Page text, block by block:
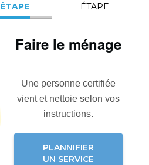
ÉTAPE
ÉTAPE
Faire le ménage
Une personne certifiée
vient et nettoie selon vos
instructions.
PLANNIFIER
UN SERVICE